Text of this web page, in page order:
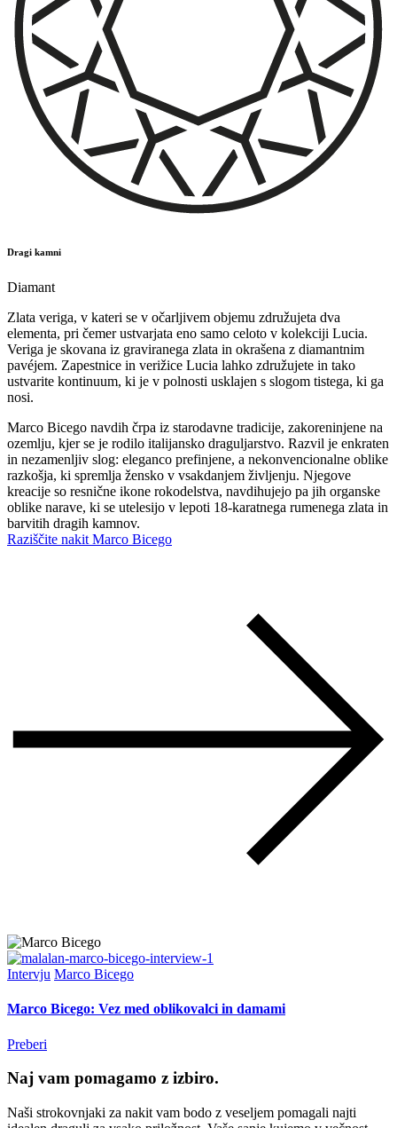
Dragi kamni
Diamant
Zlata veriga, v kateri se v očarljivem objemu združujeta dva
elementa, pri čemer ustvarjata eno samo celoto v kolekciji Lucia.
Veriga je skovana iz graviranega zlata in okrašena z diamantnim
pavéjem. Zapestnice in verižice Lucia lahko združujete in tako
ustvarite kontinuum, ki je v polnosti usklajen s slogom tistega, ki ga
nosi.
Marco Bicego navdih črpa iz starodavne tradicije, zakoreninjene na
ozemlju, kjer se je rodilo italijansko draguljarstvo. Razvil je enkraten
in nezamenljiv slog: eleganco prefinjene, a nekonvencionalne oblike
razkošja, ki spremlja žensko v vsakdanjem življenju. Njegove
kreacije so resnične ikone rokodelstva, navdihujejo pa jih organske
oblike narave, ki se utelesijo v lepoti 18-karatnega rumenega zlata in
barvitih dragih kamnov.
Raziščite nakit Marco Bicego
Intervju Marco Bicego
Marco Bicego: Vez med oblikovalci in damami
Preberi
Naj vam pomagamo z izbiro.
Naši strokovnjaki za nakit vam bodo z veseljem pomagali najti